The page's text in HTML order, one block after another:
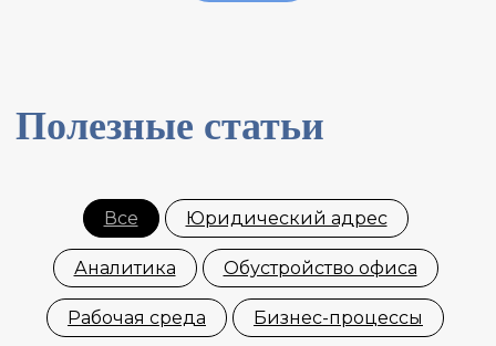
Все Юридический адрес
Аналитика Обустройство офиса
Рабочая среда Бизнес-процессы